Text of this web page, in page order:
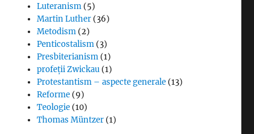
Luteranism (5)
Martin Luther (36)
Metodism (2)
Penticostalism (3)
Presbiterianism (1)
profeții Zwickau (1)
Protestantism – aspecte generale (13)
Reforme (9)
Teologie (10)
Thomas Müntzer (1)